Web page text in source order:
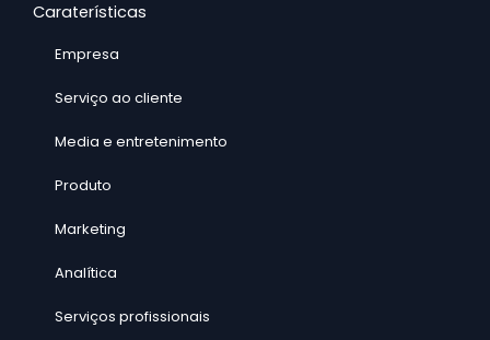
Caraterísticas
Empresa
Serviço ao cliente
Media e entretenimento
Produto
Marketing
Analítica
Serviços profissionais